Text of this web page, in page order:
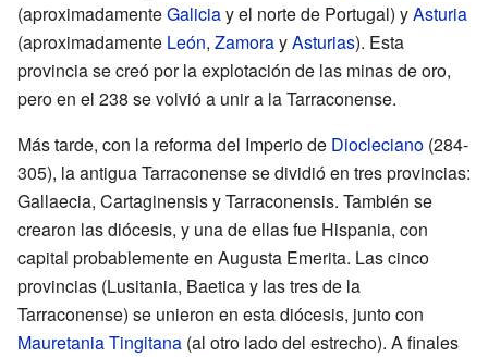
(aproximadamenteGaliciay el norte de Portugal) yAsturia
(aproximadamente León, ZamorayAsturias). Esta
provincia se creó por la explotación de las minas de oro,
pero en el 238 se volvió a unir a la Tarraconense.
Más tarde, con la reforma del Imperio de Diocleciano (284-
305), la antigua Tarraconense se dividió en tres provincias:
Gallaecia, Cartaginensis y Tarraconensis. También se
crearon las diócesis, y una de ellas fue Hispania, con
capital probablemente en Augusta Emerita. Las cinco
provincias (Lusitania, Baetica y las tres de la
Tarraconense) se unieron en esta diócesis, junto con
Mauretania Tingitana (al otro lado del estrecho). A finales